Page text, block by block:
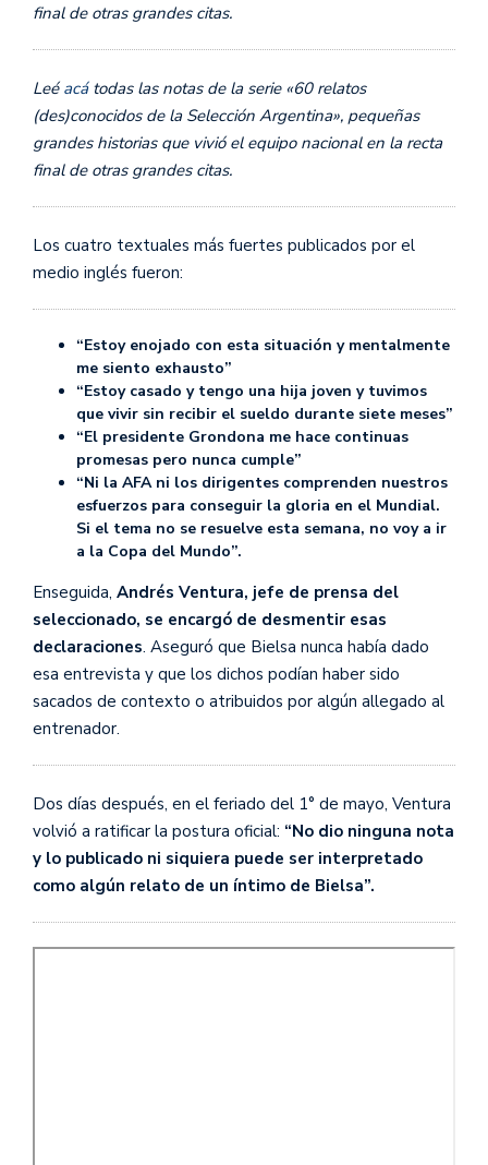
final de otras grandes citas.
Leé acá todas las notas de la serie «60 relatos
(des)conocidos de la Selección Argentina», pequeñas
grandes historias que vivió el equipo nacional en la recta
final de otras grandes citas.
Los cuatro textuales más fuertes publicados por el
medio inglés fueron:
“Estoy enojado con esta situación y mentalmente
me siento exhausto”
“Estoy casado y tengo una hija joven y tuvimos
que vivir sin recibir el sueldo durante siete meses”
“El presidente Grondona me hace continuas
promesas pero nunca cumple”
“Ni la AFA ni los dirigentes comprenden nuestros
esfuerzos para conseguir la gloria en el Mundial.
Si el tema no se resuelve esta semana, no voy a ir
a la Copa del Mundo”.
Enseguida, Andrés Ventura, jefe de prensa del
seleccionado, se encargó de desmentir esas
declaraciones. Aseguró que Bielsa nunca había dado
esa entrevista y que los dichos podían haber sido
sacados de contexto o atribuidos por algún allegado al
entrenador.
Dos días después, en el feriado del 1° de mayo, Ventura
volvió a ratificar la postura oficial: “No dio ninguna nota
y lo publicado ni siquiera puede ser interpretado
como algún relato de un íntimo de Bielsa”.